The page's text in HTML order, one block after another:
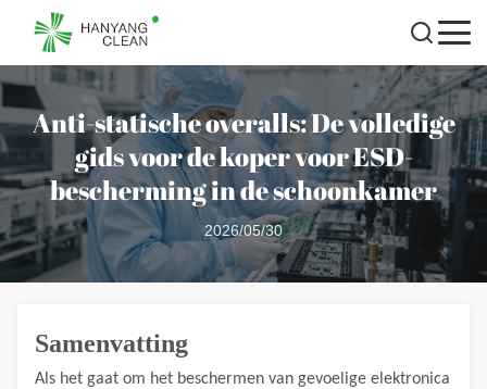
Anti-statische overalls: De volledige
gids voor de koper voor ESD-
bescherming in de schoonkamer
2026/05/30
Samenvatting
Als het gaat om het beschermen van gevoelige elektronica